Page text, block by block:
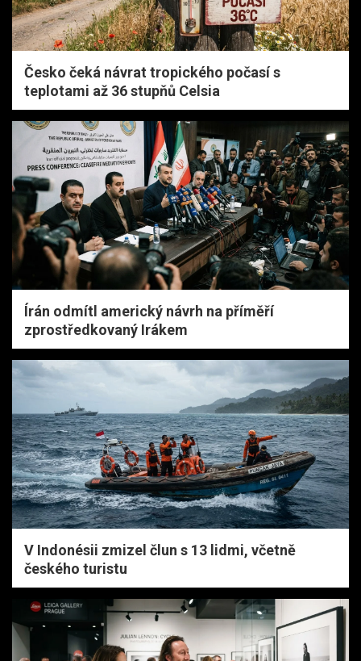
Česko čeká návrat tropického počasí s
teplotami až 36 stupňů Celsia
Írán odmítl americký návrh na příměří
zprostředkovaný Irákem
V Indonésii zmizel člun s 13 lidmi, včetně
českého turistu